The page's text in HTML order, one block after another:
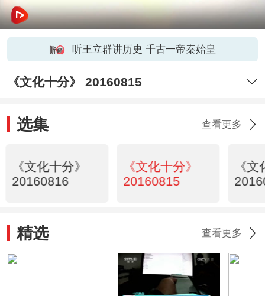
听王立群讲历史 千古一帝秦始皇
《文化十分》 20160815
选集 查看更多
《文化十分》
20160816
《文化十分》
20160815
《
精选 查看更多